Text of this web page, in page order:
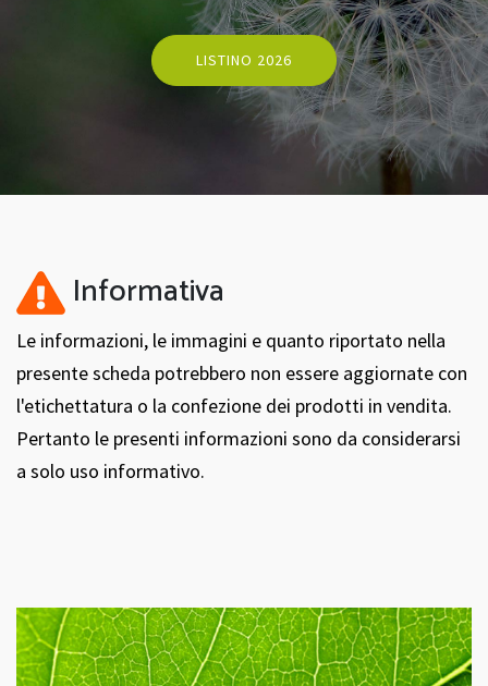
LISTINO 2026
Informativa
Le informazioni, le immagini e quanto riportato nella
presente scheda potrebbero non essere aggiornate con
l'etichettatura o la confezione dei prodotti in vendita.
Pertanto le presenti informazioni sono da considerarsi
a solo uso informativo.